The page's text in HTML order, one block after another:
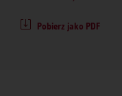
Pobierz jako PDF